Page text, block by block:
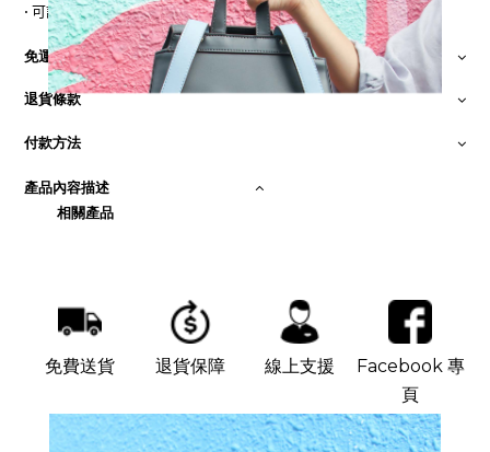
•可調整雙背帶,長度67-79.5厘米
免運費
退貨條款
付款方法
產品內容描述
相關產品
免費送貨 退貨保障 線上支援
Facebook 專
頁